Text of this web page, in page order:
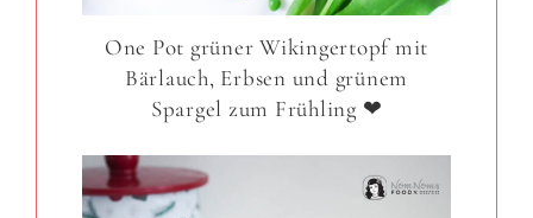
One Pot grüner Wikingertopf mit
Bärlauch, Erbsen und grünem
Spargel zum Frühling ❤